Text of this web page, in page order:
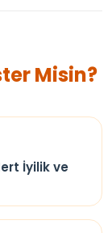
Misin?
İyilik ve